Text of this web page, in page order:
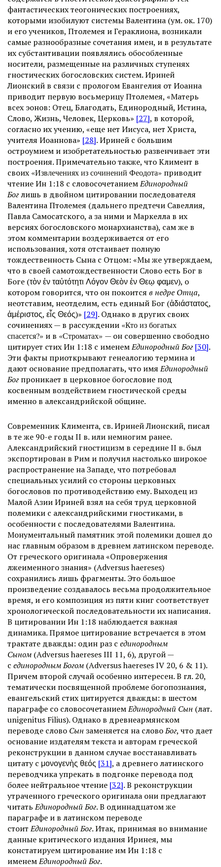
фантастических теогонических построениях,
которыми изобилуют системы Валентина (ум. ок. 170)
и его учеников, Птолемея и Гераклиона, возникали
самые разнообразные сочетания имен, и в результате
их субстантивации появлялись обособленные
носители, размещенные на различных ступенях
гностических богословских систем. Ириней
Лионский в связи с прологом Евангелия от Иоанна
приводит первую восьмерицу Птолемея, «Матерь
всех эонов: Отец, Благодать, Единородный, Истина,
Слово, Жизнь, Человек, Церковь» [27], в которой,
согласно их учению, «еще нет Иисуса, нет Христа,
учителя Иоаннова» [28]. Ириней с большим
остроумием и изобретательностью развенчивает эти
построения. Примечательно также, что Климент в
своих «Извлечениях из сочинений Феодота» приводит
чтение Ин 1:18 с словосочетаниемЕдинородный
Боглишь в двойном цитировании последователя
Валентина Птолемея (дальнего предтечи Савеллия,
Павла Самосатского, а за ними и Маркелла в их
версиях богословского монархианства), сам же в
этом комментарии воздерживается от его
использования, хотя отстаивает полную
тождественность Сына с Отцом: «Мы же утверждаем,
что в своей самотождественности Слово есть Бог в
Боге (τὸν ἐν ταὐτότητι Λόγον Θεὸν ἐν Θεῳ φαμεν), о
котором говорится, что он покоится в недре Отца,
неотставим, неотделим, есть единый Бог (ἀδιάστατος,
ἀμέριστος, εἶς Θεός)» [29]. Однако в других своих
сочинениях — в рассуждении «Кто из богатых
спасется?» и в «Строматах» — он совершенно свободно
цитирует стих Ин 1:18 с именемЕдинородный Бог [30].
Эти факты приоткрывают генеалогию термина и
дают основание предполагать, что имяЕдинородный
Бог проникает в церковное богословие под
косвенным воздействием гностической среды
именно в александрийской общине.
Современник Климента, св. Ириней Лионский, писал
в те же 90-е годы II в. или немногим ранее.
Александрийский гностицизм в середине II в. был
экспортирован в Рим и получил настолько широкое
распространение на Западе, что потребовал
специальных усилий со стороны церковных
богословов по противодействию ему. Выходец из
Малой Азии Ириней взял на себя труд церковной
полемики с александрийскими гностиками, в
особенности с последователями Валентина.
Монументальный памятник этой полемики дошел до
нас главным образом в древнем латинском переводе.
От греческого оригинала «Опровержения
лжеименного знания» (Adversus haereses)
сохранились лишь фрагменты. Это большое
произведение создавалось весьма продолжительное
время, и его композиция из пяти книг соответствует
хронологической последовательности их написания.
В цитировании Ин 1:18 наблюдается важная
динамика. Прямое цитирование встречается в этом
трактате дважды: один раз с единородным
Сыном (Adversus haereses III 11, 6), другой —
с единородным Богом (Adversus haereses IV 20, 6 & 11).
Причем второй случай особенно интересен. В гл. 20,
тематически посвященной проблеме богопознания,
евангельский стих цитируется дважды: в шестом
параграфе со словосочетаниемЕдинородный Сын (лат.
unigenitus Filius). Однако в древнеармянском
переводе слово Сын заменяется на словоБог, что дает
основание издателям текста и авторам греческой
реконструкции в данном случае восстанавливать
цитату с μονογενὴς θεός [31], а древнего латинского
переводчика упрекать в подгонке перевода под
более нейтральное чтение [32]. В реконструкции
утраченного греческого оригинала они предлагают
читатьЕдинородный Бог. В одиннадцатом же
параграфе и в латинском переводе
стоитЕдинородный Бог. Итак, принимая во внимание
данные критического издания Иринея, мы
констатируем цитирование им Ин 1:18 с
именемЕдинородный Бог.